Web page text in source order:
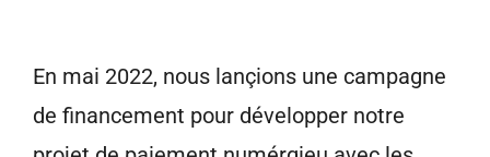
En mai 2022, nous lançions une campagne
de financement pour développer notre